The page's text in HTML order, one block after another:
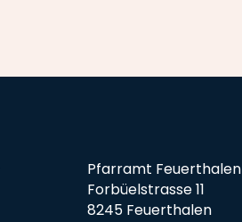
Pfarramt Feuerthalen
Forbüelstrasse 11
8245 Feuerthalen